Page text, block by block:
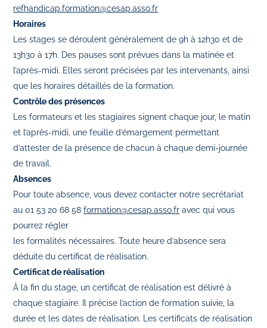
refhandicap.formation@cesap.asso.fr
Horaires
Les stages se déroulent généralement de 9h à 12h30 et de
13h30 à 17h. Des pauses sont prévues dans la matinée et
l’après-midi. Elles seront précisées par les intervenants, ainsi
que les horaires détaillés de la formation.
Contrôle des présences
Les formateurs et les stagiaires signent chaque jour, le matin
et l’après-midi, une feuille d’émargement permettant
d’attester de la présence de chacun à chaque demi-journée
de travail.
Absences
Pour toute absence, vous devez contacter notre secrétariat
au 01 53 20 68 58formation@cesap.asso.fr avec qui vous
pourrez régler
les formalités nécessaires. Toute heure d’absence sera
déduite du certificat de réalisation.
Certificat de réalisation
À la fin du stage, un certificat de réalisation est délivré à
chaque stagiaire. Il précise l’action de formation suivie, la
durée et les dates de réalisation. Les certificats de réalisation